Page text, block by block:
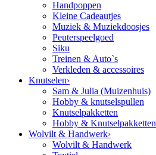
Handpoppen
Kleine Cadeautjes
Muziek & Muziekdoosjes
Peuterspeelgoed
Siku
Treinen & Auto`s
Verkleden & accessoires
Knutselen›
Sam & Julia (Muizenhuis)
Hobby & knutselspullen
Knutselpakketten
Hobby & Knutselpakketten
Wolvilt & Handwerk›
Wolvilt & Handwerk